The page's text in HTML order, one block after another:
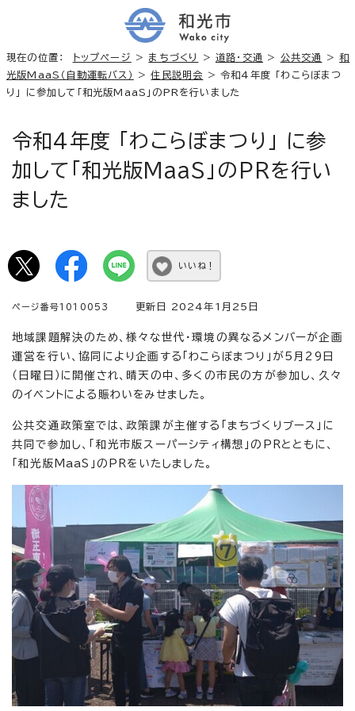
現在の位置： トップページ > まちづくり >道路・交通 > 公共交通 >和
光版MaaS（自動運転バス）
>住民説明会
> 令和4年度 「わこらぼまつ
り」 に参加して「和光版MaaS」のPRを行いました
令和4年度 「わこらぼまつり」 に参
加して「和光版MaaS」のPRを行い
ました
いいね！
ページ番号1010053 更新日 2024年1月25日
地域課題解決のため、様々な世代・環境の異なるメンバーが企画
運営を行い、協同により企画する「わこらぼまつり」が5月29日
（日曜日）に開催され、晴天の中、多くの市民の方が参加し、久々
のイベントによる賑わいをみせました。
公共交通政策室では、政策課が主催する「まちづくりブース」に
共同で参加し、「和光市版スーパーシティ構想」のPRとともに、
「和光版MaaS」のPRをいたしました。